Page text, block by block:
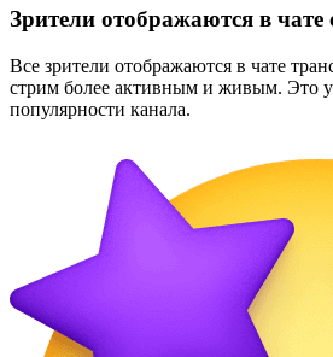
Зрители отображаются в чате
Все зрители отображаются в чате
стрим более активным и живым. Это
популярности канала.